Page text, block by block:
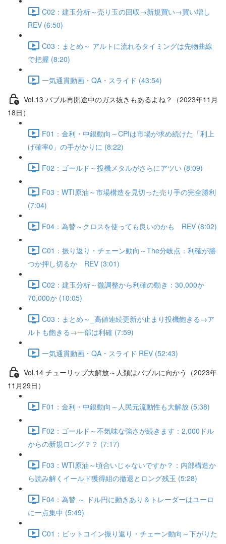
C02：建玉分析～売り玉の回収→新規買い→買い増し
REV (6:50)
C03：まとめ～ アルトに流れるタイミングは先物曲線
で把握 (8:20)
一気通貫動画・QA・スライド (43:54)
Vol.13 バブル再開途中のガス抜きもあるよね？（2023年11月
18日）
F01：金利・中銀動向～CPIは市場が求め続けた「利上
げ確率0」の手がかりに (8:22)
F02：ゴールド～投機メタルがさらにアツい (8:09)
F03：WTI原油～市場構造を見切った売り手の完全勝利
(7:04)
F04：為替～クロスを使っても良いのかも REV (8:02)
C01：振り返り・チェーン動向～The分岐点：利確が勝
つか押し切るか REV (3:01)
C02：建玉分析～微調整から利確の動き：30,000か
70,000か (10:05)
C03：まとめ～_高値連続更新が止まり投機飽きる→ア
ルトも飽きる→一部は利確 (7:59)
一気通貫動画・QA・スライド REV (52:43)
Vol.14 チューリップ大解放～人類はバブルに向かう（2023年
11月29日）
F01：金利・中銀動向～人民元流動性も大解放 (5:38)
F02：ゴールド～不気味な強さが続きます：2,000ドル
からの新規ロング？？ (7:17)
F03：WTI原油～頃合いじゃないですか？：内部構造か
ら読み解くイールド獲得組の撤退とロング残玉 (5:28)
F04：為替 ～ ドル円に動きあり＆トレーダーはユーロ
に一点集中 (5:49)
C01：ビットコイン振り返り・チェーン動向～下がりた